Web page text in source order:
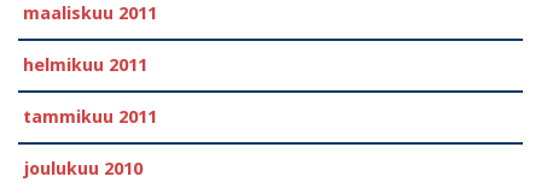
maaliskuu 2011
helmikuu 2011
tammikuu 2011
joulukuu 2010